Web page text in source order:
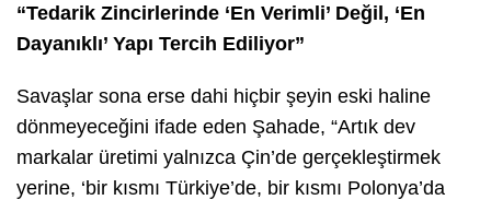
“Tedarik Zincirlerinde ‘En Verimli’ Değil, ‘En
Dayanıklı’ Yapı Tercih Ediliyor”
Savaşlar sona erse dahi hiçbir şeyin eski haline
dönmeyeceğini ifade eden Şahade, “Artık dev
markalar üretimi yalnızca Çin’de gerçekleştirmek
yerine, ‘bir kısmı Türkiye’de, bir kısmı Polonya’da